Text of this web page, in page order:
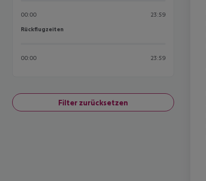
00:00 23:59
Rückflugzeiten
Rückflugzeiten
00:00 23:59
Filter zurücksetzen